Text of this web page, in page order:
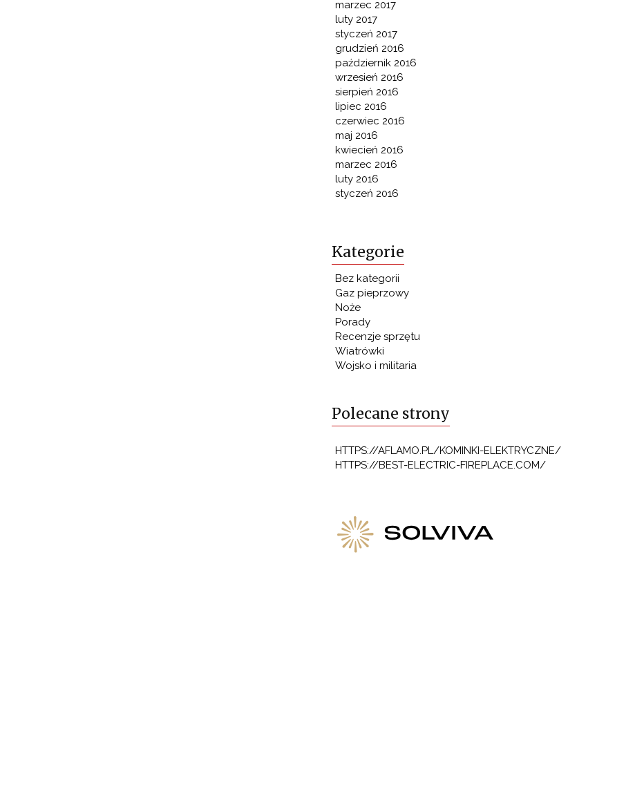
marzec 2017
luty 2017
styczeń 2017
grudzień 2016
październik 2016
wrzesień 2016
sierpień 2016
lipiec 2016
czerwiec 2016
maj 2016
kwiecień 2016
marzec 2016
luty 2016
styczeń 2016
Kategorie
Bez kategorii
Gaz pieprzowy
Noże
Porady
Recenzje sprzętu
Wiatrówki
Wojsko i militaria
Polecane strony
HTTPS://AFLAMO.PL/KOMINKI-ELEKTRYCZNE/
HTTPS://BEST-ELECTRIC-FIREPLACE.COM/